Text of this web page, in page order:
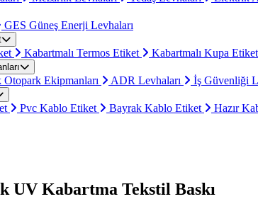
GES Güneş Enerji Levhaları
Kabartmalı Termos Etiket Kabartmalı Kupa Etiket
Ekipmanları ADR Levhaları İş Güvenliği
Pvc Kablo Etiket Bayrak Kablo Etiket Hazır
UV Kabartma Tekstil Baskı